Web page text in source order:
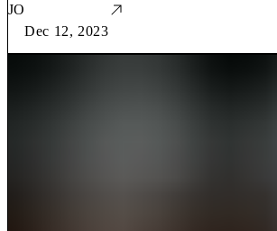
JO
Dec 12, 2023